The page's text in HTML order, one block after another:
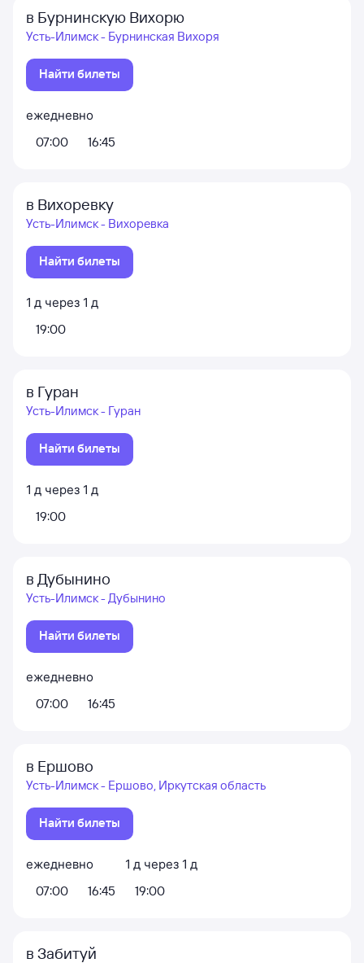
в Бурнинскую Вихорю
Усть-Илимск - Бурнинская Вихоря
Найти билеты
ежедневно
07:00
16:45
в Вихоревку
Усть-Илимск - Вихоревка
Найти билеты
1 д через 1 д
19:00
в Гуран
Усть-Илимск - Гуран
Найти билеты
1 д через 1 д
19:00
в Дубынино
Усть-Илимск - Дубынино
Найти билеты
ежедневно
07:00
16:45
в Ершово
Усть-Илимск - Ершово, Иркутская область
Найти билеты
ежедневно
07:00
16:45
1 д через 1 д
19:00
в Забитуй